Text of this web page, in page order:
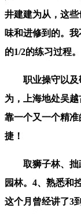
井建建为从，这
味和进修到的。
的1/2的练习过程。
职业操守以及
为，上海地处吴
靠一个又一个精
捷！
取狮子林、拙
园林。4、熟悉和
这个月曾经讲了3